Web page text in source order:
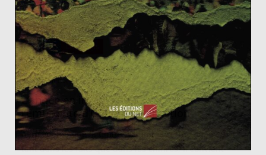
AMÉRIQUE ÉTATS-UNIS
Alexandre LIEBERMANN 4 janvier 2011
3 Comments
Bush,Clinton,Etats-Unis,Obama
L’année en images (6) : Etats-Unis,
l’empreinte d’Obama en question
Alors même que la Chine a illuminé cette année 2010,
tant dans les faits que dans les chiffres, il convient